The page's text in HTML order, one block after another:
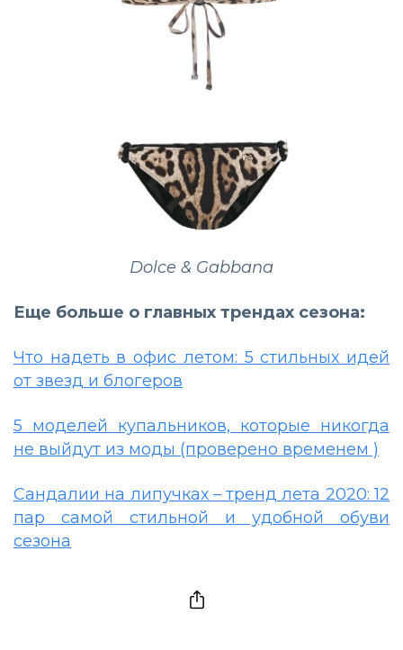
Dolce & Gabbana
Еще больше о главных трендах сезона:
Что надеть в офис летом: 5 стильных идей
от звезд и блогеров
5 моделей купальников, которые никогда
не выйдут из моды (проверено временем )
Сандалии на липучках – тренд лета 2020: 12
пар самой стильной и удобной обуви
сезона